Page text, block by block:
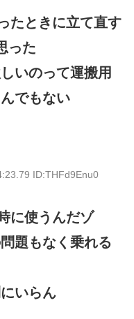
たときに立て直す
った
いのって運搬用
でもない
ID:THFd9Enu0
に使うんだゾ
題もなく乗れる
いらん